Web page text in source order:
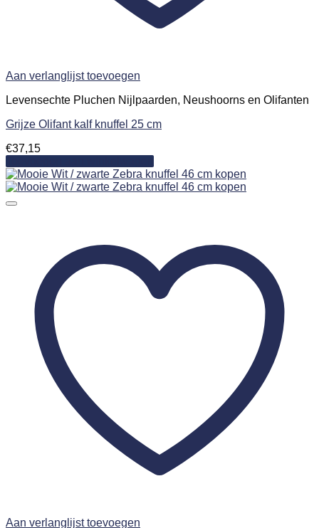
Aan verlanglijst toevoegen
Levensechte Pluchen Nijlpaarden, Neushoorns en Olifanten
Grijze Olifant kalf knuffel 25 cm
€37,15
Aan verlanglijst toevoegen